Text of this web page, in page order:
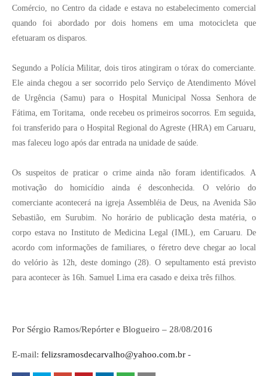
Comércio, no Centro da cidade e estava no estabelecimento comercial
quando foi abordado por dois homens em uma motocicleta que
efetuaram os disparos.
Segundo a Polícia Militar, dois tiros atingiram o tórax do comerciante.
Ele ainda chegou a ser socorrido pelo Serviço de Atendimento Móvel
de Urgência (Samu) para o Hospital Municipal Nossa Senhora de
Fátima, em Toritama, onde recebeu os primeiros socorros. Em seguida,
foi transferido para o Hospital Regional do Agreste (HRA) em Caruaru,
mas faleceu logo após dar entrada na unidade de saúde.
Os suspeitos de praticar o crime ainda não foram identificados. A
motivação do homicídio ainda é desconhecida. O velório do
comerciante acontecerá na igreja Assembléia de Deus, na Avenida São
Sebastião, em Surubim. No horário de publicação desta matéria, o
corpo estava no Instituto de Medicina Legal (IML), em Caruaru. De
acordo com informações de familiares, o féretro deve chegar ao local
do velório às 12h, deste domingo (28). O sepultamento está previsto
para acontecer às 16h. Samuel Lima era casado e deixa três filhos.
Por Sérgio Ramos/Repórter e Blogueiro – 28/08/2016
E-mail: felizsramosdecarvalho@yahoo.com.br -